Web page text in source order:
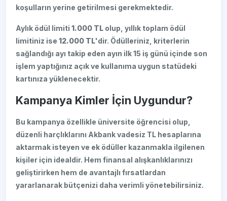
koşulların yerine getirilmesi gerekmektedir.
Aylık ödül limiti1.000 TL olup, yıllık toplam ödül
limitiniz ise12.000 TL'dir. Ödülleriniz, kriterlerin
sağlandığı ayı takip eden ayın ilk 15 iş günü içinde son
işlem yaptığınız açık ve kullanıma uygun statüdeki
kartınıza yüklenecektir.
Kampanya Kimler İçin Uygundur?
Bu kampanya özellikle üniversite öğrencisi olup,
düzenli harçlıklarını Akbank vadesiz TL hesaplarına
aktarmak isteyen ve ek ödüller kazanmakla ilgilenen
kişiler için idealdir. Hem finansal alışkanlıklarınızı
geliştirirken hem de avantajlı fırsatlardan
yararlanarak bütçenizi daha verimli yönetebilirsiniz.